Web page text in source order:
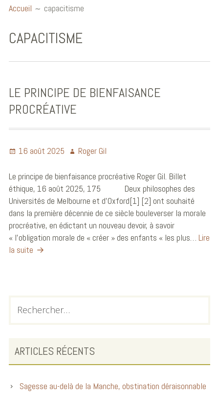
Publications et
Ouvrages
Biographie
Accueil capacitisme
CAPACITISME
LE PRINCIPE DE BIENFAISANCE
PROCRÉATIVE
16 août 2025 Roger Gil
Le principe de bienfaisance procréative Roger Gil. Billet
éthique, 16 août 2025, 175 Deux philosophes des
Universités de Melbourne et d’Oxford[1] [2] ont souhaité
dans la première décennie de ce siècle bouleverser la morale
procréative, en édictant un nouveau devoir, à savoir
« l’obligation morale de « créer » des enfants « les plus… Lire
la suite
ARTICLES RÉCENTS
Sagesse au-delà de la Manche, obstination déraisonnable